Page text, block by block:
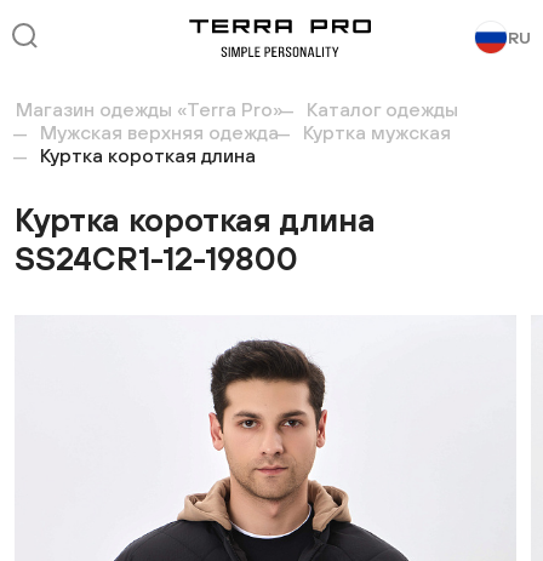
RU
Магазин одежды «Terra Pro»
Каталог одежды
Мужская верхняя одежда
Куртка мужская
Куртка короткая длина
Куртка короткая длина
SS24CR1-12-19800